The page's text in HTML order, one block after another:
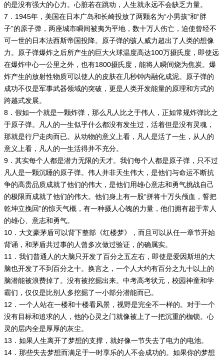
的是没有强大的心力。心脏若在跳动，人生就永远不会缺乏力量。
7．1945年，美国在日本广岛和长崎投放了两颗名为“小男孩”和“胖
子”的原子弹，两座城市瞬间被夷为平地，数十万人伤亡，迫使曾经不
可一世的日本法西斯帝国投降。原子弹的骇人威力超出了人类的想像
力。原子弹爆炸之后所产生的巨大火球温度高达100万摄氏度，即使远
在爆炸中心一公里之外，也有1800摄氏度，能将人瞬间烧为焦炭。爆
炸产生的放射性物质可以使人的皮肤在几秒钟内融化成泥。原子弹的
成功不仅是军事武器领域的突破，更是人类开发能量的原理和方式的
跨越式发展。
8．假如一个就是一颗炸弹，那么凡人比之于伟人，正如常规炸弹比之
于原子弹。凡人的一生似乎什么都没有发生过，活着但是没有灵魂，
那就是行尸走肉而已。从动物的意义上看，凡人是活了一生，从人的
意义上看，凡人的一生活得并不充分。
9．其实每个人都是潜力无限的天才。我们每个人都是原子弹，只不过
凡人是一颗沉睡的原子弹。伟人并非天生伟大，是他们与命运不断抗
争的高贵品质成就了他们的伟大，是他们用雄心意志和勇气挑战自己
的极限而成就了他们的伟大。他们身上有一股“拼将十万头颅血，誓把
乾坤立挽回”的惊天气概，有一种摄人心魄的力量，他们拥有超于常人
的雄心、意志和勇气。
10．大文豪茅盾可以背下整部《红楼梦》，而且可以从任一章节开始
背诵，和茅盾共过事的人曾多次做过验证，的确属实。
11．我们普通人的大脑只开发了百分之五左右，即使是爱因斯坦的大
脑也开发了不到百分之十。换言之，一个人大约有百分之九十以上的
脑潜能被浪费掉了。没有被挖掘出来。中考高考状元，校园神童和学
霸们，仅仅是比别人多挖掘了一小部分潜能而已。
12．一个人站在一楼和十楼看风景，视野是完全不一样的。对于一个
没有目标和追求的人，他的心灵之门就像被上了一把沉重的枷锁。心
灵的层内全是厚厚的灰尘。
13．如果人生离开了梦想的支撑，就好像一节失去了电力的电池。
14．那些失去梦想而满足于一时享乐的人不会成功的。如果你的梦想